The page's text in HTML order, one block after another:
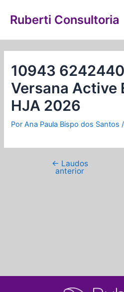
para
conteúdo
Ruberti Consultoria
10943
Versana Active
HJA 2026
PorAna Paula Bispo dos Santos/
de
← Laudos
anterior